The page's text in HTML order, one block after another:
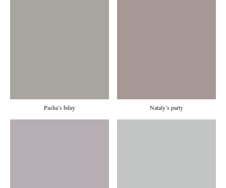
Pasha’s bday Nataly’s party